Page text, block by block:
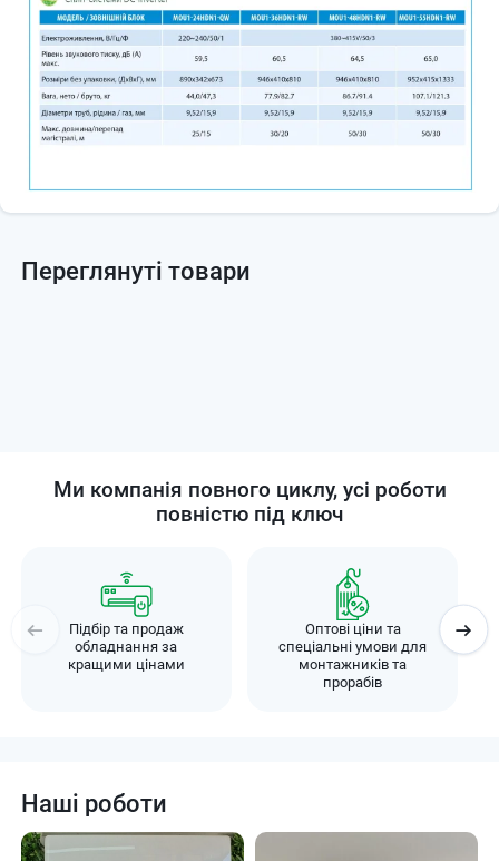
Переглянуті товари
Ми компанія повного циклу, усі роботи
повністю під ключ
Підбір та продаж
обладнання за
кращими цінами
Оптові ціни та
спеціальні умови для
монтажників та
прорабів
Наші роботи